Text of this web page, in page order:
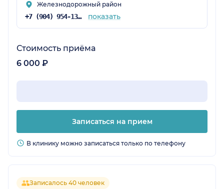
Железнодорожный район
+7 (904) 954-13-90 показать
Стоимость приёма
6 000 ₽
Записаться на прием
В клинику можно записаться только по телефону
Записалось 40 человек